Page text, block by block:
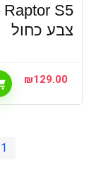
צבע כחול
₪129.00
1